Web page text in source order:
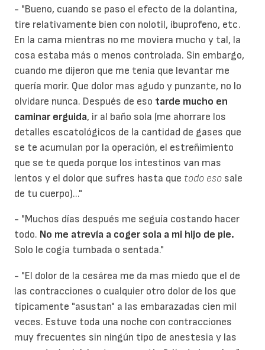
- "Bueno, cuando se paso el efecto de la dolantina,
tire relativamente bien con nolotil, ibuprofeno, etc.
En la cama mientras no me moviera mucho y tal, la
cosa estaba más o menos controlada. Sin embargo,
cuando me dijeron que me tenía que levantar me
quería morir. Que dolor mas agudo y punzante, no lo
olvidare nunca. Después de eso tarde mucho en
caminar erguida, ir al baño sola (me ahorrare los
detalles escatológicos de la cantidad de gases que
se te acumulan por la operación, el estreñimiento
que se te queda porque los intestinos van mas
lentos y el dolor que sufres hasta que todo eso sale
de tu cuerpo)..."
- "Muchos días después me seguía costando hacer
todo. No me atrevía a coger sola a mi hijo de pie.
Solo le cogía tumbada o sentada."
- "El dolor de la cesárea me da mas miedo que el de
las contracciones o cualquier otro dolor de los que
típicamente "asustan" a las embarazadas cien mil
veces. Estuve toda una noche con contracciones
muy frecuentes sin ningún tipo de anestesia y las